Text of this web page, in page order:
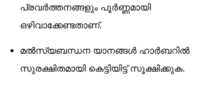
പ്രവര്‍ത്തനങ്ങളും പൂര്‍ണ്ണമായി
ഒഴിവാക്കേണ്ടതാണ്.
മല്‍സ്യബന്ധന യാനങ്ങള്‍ ഹാര്‍ബറില്‍
സുരക്ഷിതമായി കെട്ടിയിട്ട് സൂക്ഷിക്കുക.